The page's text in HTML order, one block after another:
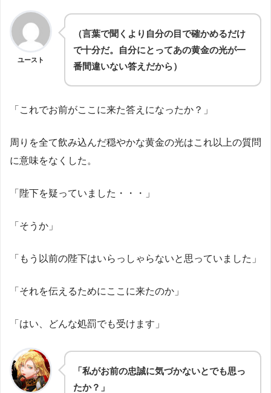
ユースト
（言葉で聞くより自分の目で確かめるだけ
で十分だ。自分にとってあの黄金の光が一
番間違いない答えだから）
「これでお前がここに来た答えになったか？」
周りを全て飲み込んだ穏やかな黄金の光はこれ以上の質問
に意味をなくした。
「陛下を疑っていました・・・」
「そうか」
「もう以前の陛下はいらっしゃらないと思っていました」
「それを伝えるためにここに来たのか」
「はい、どんな処罰でも受けます」
「私がお前の忠誠に気づかないとでも思っ
たか？」